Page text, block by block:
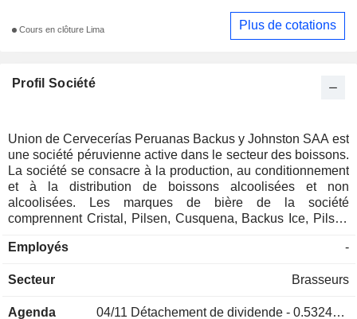
Profil Société
Union de Cervecerías Peruanas Backus y Johnston SAA est
une société péruvienne active dans le secteur des boissons.
La société se consacre à la production, au conditionnement
et à la distribution de boissons alcoolisées et non
alcoolisées. Les marques de bière de la société
comprennent Cristal, Pilsen, Cusquena, Backus Ice, Pilsen
Son eau en bouteille est commercialisée sous les marques
comprennent les marques Guarana Backus et Viva Backus.
également Maltin Power, une boisson énergisante. Elle
Employés -
Secteur Brasseurs
Agenda 04/11 Détachement de dividende - 0.53249 PEN
Cours en clôture Lima Plus de cotations